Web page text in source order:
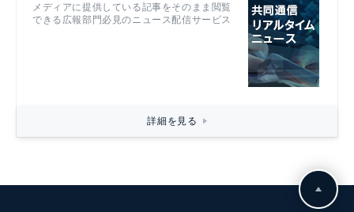
メディアに提供している記事をそのまま閲覧
できる広報部門必見のニュース配信サービス
詳細を見る